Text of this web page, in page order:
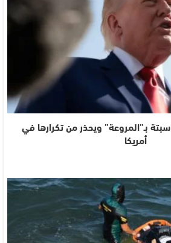
بـ”المروعة” ويحذر من تكرارها في
أمريكا